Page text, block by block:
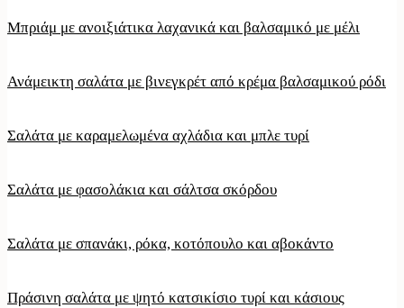
Μπριάμ με ανοιξιάτικα λαχανικά και βαλσαμικό με μέλι
Ανάμεικτη σαλάτα με βινεγκρέτ από κρέμα βαλσαμικού ρόδι
Σαλάτα με καραμελωμένα αχλάδια και μπλε τυρί
Σαλάτα με φασολάκια και σάλτσα σκόρδου
Σαλάτα με σπανάκι, ρόκα, κοτόπουλο και αβοκάντο
Πράσινη σαλάτα με ψητό κατσικίσιο τυρί και κάσιους